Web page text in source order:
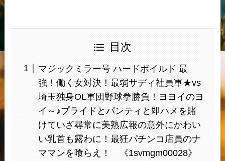
目次
マジックミラー号 ハードボイルド 最
強！働く女対決！最弱サディ社員軍★vs
埼玉独身OL軍団野球拳勝負！ヨヨイのヨ
イ～♪プライドとパンティと即ハメを賭
けていざ尋常に美熟広報の意外にかわい
い乳首も露わに！最狂パチンコ店員のナ
ママンを喰らえ！ 《1svmgm00028》